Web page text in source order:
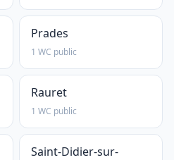
Prades
1 WC public
Rauret
1 WC public
Saint-Didier-sur-